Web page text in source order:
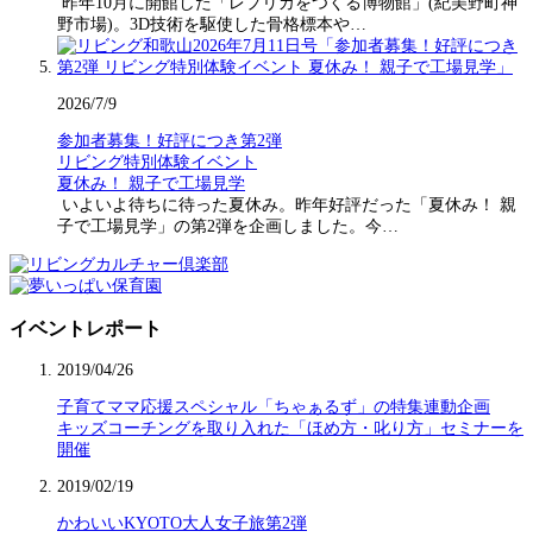
野市場)。3D技術を駆使した骨格標本や…
2026/7/9
参加者募集！好評につき第2弾
リビング特別体験イベント
夏休み！ 親子で工場見学
いよいよ待ちに待った夏休み。昨年好評だった「夏休み！ 親
子で工場見学」の第2弾を企画しました。今…
イベントレポート
2019/04/26
子育てママ応援スペシャル「ちゃぁるず」の特集連動企画
キッズコーチングを取り入れた「ほめ方・叱り方」セミナーを
開催
2019/02/19
かわいいKYOTO大人女子旅第2弾